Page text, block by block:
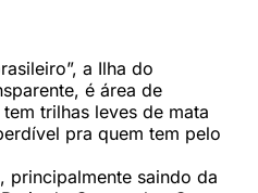
a Ilha do
é área de
trilhas leves de mata
pra quem tem pelo
principalmente saindo da